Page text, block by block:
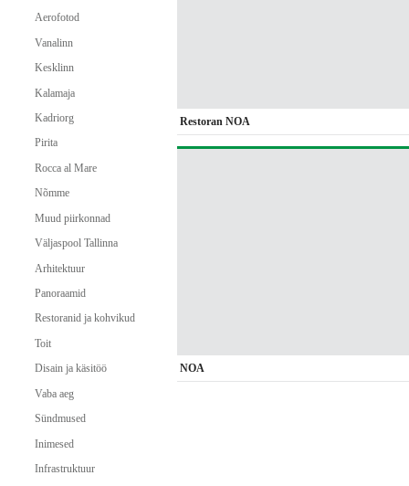
Aerofotod
Vanalinn
Kesklinn
Kalamaja
Kadriorg
Pirita
Rocca al Mare
Nõmme
Muud piirkonnad
Väljaspool Tallinna
Arhitektuur
Panoraamid
Restoranid ja kohvikud
Toit
Disain ja käsitöö
Vaba aeg
Sündmused
Inimesed
Infrastruktuur
Restoran NOA
NOA